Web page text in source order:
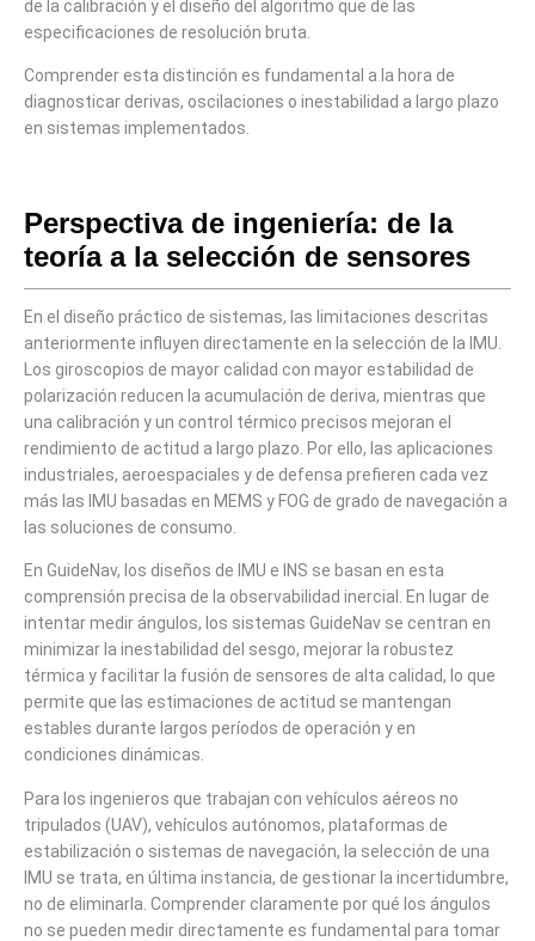
de la calibración y el diseño del algoritmo que de las
especificaciones de resolución bruta.
Comprender esta distinción es fundamental a la hora de
diagnosticar derivas, oscilaciones o inestabilidad a largo plazo
en sistemas implementados.
Perspectiva de ingeniería: de la
teoría a la selección de sensores
En el diseño práctico de sistemas, las limitaciones descritas
anteriormente influyen directamente en la selección de la IMU.
Los giroscopios de mayor calidad con mayor estabilidad de
polarización reducen la acumulación de deriva, mientras que
una calibración y un control térmico precisos mejoran el
rendimiento de actitud a largo plazo. Por ello, las aplicaciones
industriales, aeroespaciales y de defensa prefieren cada vez
más las IMU basadas en MEMS y FOG de grado de navegación a
las soluciones de consumo.
En GuideNav, los diseños de IMU e INS se basan en esta
comprensión precisa de la observabilidad inercial. En lugar de
intentar medir ángulos, los sistemas GuideNav se centran en
minimizar la inestabilidad del sesgo, mejorar la robustez
térmica y facilitar la fusión de sensores de alta calidad, lo que
permite que las estimaciones de actitud se mantengan
estables durante largos períodos de operación y en
condiciones dinámicas.
Para los ingenieros que trabajan con vehículos aéreos no
tripulados (UAV), vehículos autónomos, plataformas de
estabilización o sistemas de navegación, la selección de una
IMU se trata, en última instancia, de gestionar la incertidumbre,
no de eliminarla. Comprender claramente por qué los ángulos
no se pueden medir directamente es fundamental para tomar